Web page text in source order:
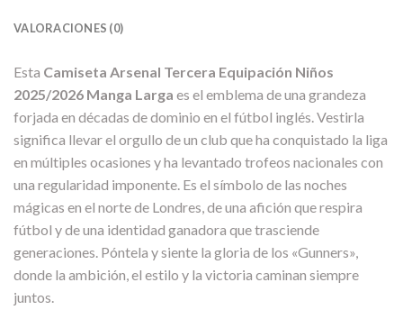
VALORACIONES (0)
Esta Camiseta Arsenal Tercera Equipación Niños
2025/2026 Manga Larga es el emblema de una grandeza
forjada en décadas de dominio en el fútbol inglés. Vestirla
significa llevar el orgullo de un club que ha conquistado la liga
en múltiples ocasiones y ha levantado trofeos nacionales con
una regularidad imponente. Es el símbolo de las noches
mágicas en el norte de Londres, de una afición que respira
fútbol y de una identidad ganadora que trasciende
generaciones. Póntela y siente la gloria de los «Gunners»,
donde la ambición, el estilo y la victoria caminan siempre
juntos.